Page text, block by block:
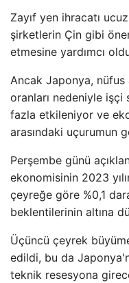
Zayıf yen ihracatı
şirketlerin Çin gibi
etmesine yardımcı
Ancak Japonya, nüfus
oranları nedeniyle işçi
fazla etkileniyor ve
arasındaki uçurumun
Perşembe günü
ekonomisinin 2023
çeyreğe göre %0,1
beklentilerinin altına
Üçüncü çeyrek
edildi, bu da
teknik resesyona